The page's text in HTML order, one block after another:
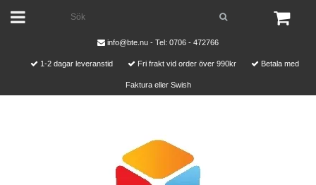
info@bte.nu - Tel: 0706 - 472766
1-2 dagar leveranstid Fri frakt vid order över 990kr Betala med
Faktura eller Swish